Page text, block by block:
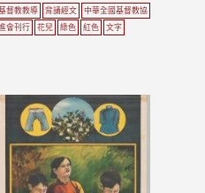
督教教導 背誦經文
中華全國基督教協
會刊行
花兒 綠色 紅色 文字